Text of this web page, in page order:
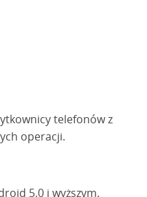
telefonów z
operacji.
5.0 i wyższym.